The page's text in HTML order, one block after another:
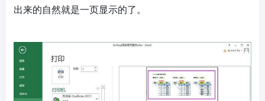
出来的自然就是一页显示的了。